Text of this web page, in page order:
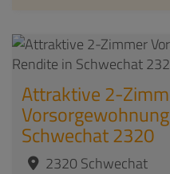
Attraktive 2-
Schwechat 2320
2320 Schwechat